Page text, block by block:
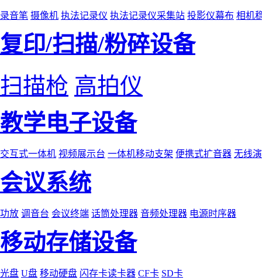
录音笔 摄像机 执法记录仪 执法记录仪采集站 投影仪幕布 相机
复印/扫描/粉碎设备
扫描枪 高拍仪
教学电子设备
交互式一体机 视频展示台 一体机移动支架 便携式扩音器 无线
会议系统
功放 调音台 会议终端 话筒处理器 音频处理器 电源时序器
移动存储设备
光盘 U盘 移动硬盘 闪存卡读卡器 CF卡 SD卡